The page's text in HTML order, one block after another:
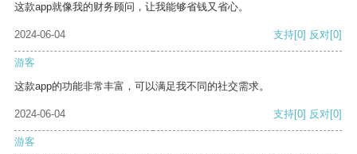
这款app就像我的财务顾问，让我能够省钱又省心。
2024-06-04 支持[0] 反对[0]
游客
这款app的功能非常丰富，可以满足我不同的社交需求。
2024-06-04 支持[0] 反对[0]
游客